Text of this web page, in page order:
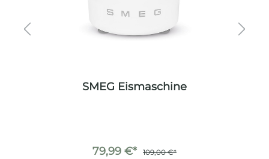
SMEG Eismaschine
79,99 €* 109,00 €*